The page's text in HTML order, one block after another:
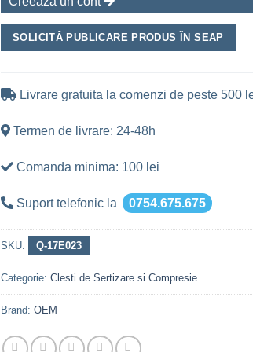
SOLICITĂ PUBLICARE PRODUS ÎN SEAP
Livrare gratuita la comenzi de peste 500
Termen de livrare: 24-48h
Comanda minima: 100 lei
Suport telefonic la 0754.675.675
SKU: Q-17E023
Categorie: Clesti de Sertizare si Compresie
Brand: OEM